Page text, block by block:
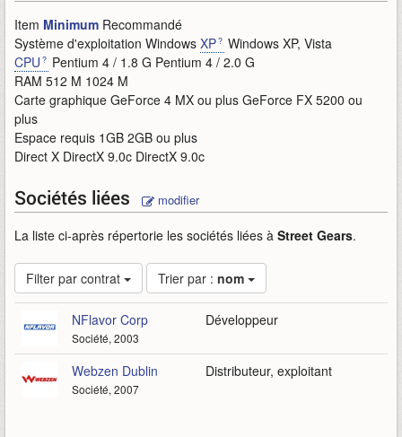
Item Minimum Recommandé
Système d'exploitation Windows XP
Windows XP, Vista
CPU
Pentium 4 / 1.8 G Pentium 4 / 2.0 G
RAM 512 M 1024 M
Carte graphique GeForce 4 MX ou plus GeForce FX 5200 ou
plus
Espace requis 1GB 2GB ou plus
Direct X DirectX 9.0c DirectX 9.0c
Sociétés liées modifier
La liste ci-après répertorie les sociétés liées à Street Gears.
Filter par contrat Trier par : nom
NFlavor Corp
Société, 2003
Développeur
Webzen Dublin
Société, 2007
Distributeur, exploitant